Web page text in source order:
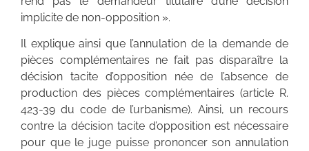
implicite de non-opposition ».
Il explique ainsi que l’annulation de la demande de
pièces complémentaires ne fait pas disparaître la
décision tacite d’opposition née de l’absence de
production des pièces complémentaires (article R.
423-39 du code de l’urbanisme). Ainsi, un recours
contre la décision tacite d’opposition est nécessaire
pour que le juge puisse prononcer son annulation